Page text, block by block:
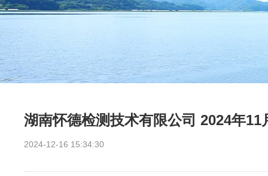
湖南怀德检测技术有限公司 2024年11
2024-12-16 15:34:30